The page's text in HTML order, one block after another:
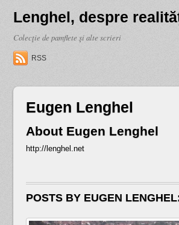
Lenghel, despre
Colecţie de pamflete şi alte scrieri
RSS
Eugen Lenghel
About Eugen Lenghel
http://lenghel.net
POSTS BY EUGEN